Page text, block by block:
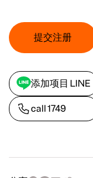
提交注册
添加项目 LINE
call1749